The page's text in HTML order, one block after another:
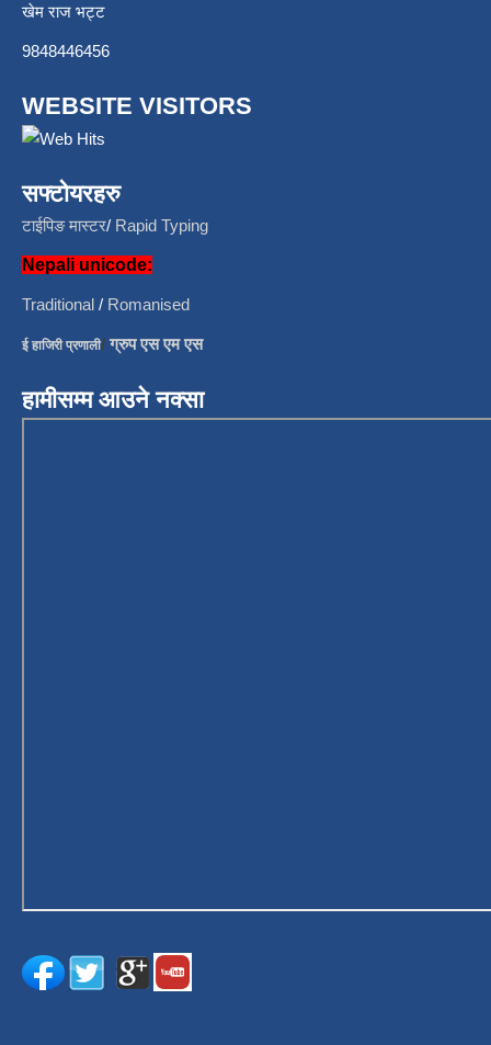
खेम राज भट्ट
9848446456
WEBSITE VISITORS
सफ्टोयरहरु
टाईपिङ मास्टर/ Rapid Typing
Nepali unicode:
Traditional / Romanised
ई हाजिरी प्रणाली/ग्रुप एस एम एस
हामीसम्म आउने नक्सा